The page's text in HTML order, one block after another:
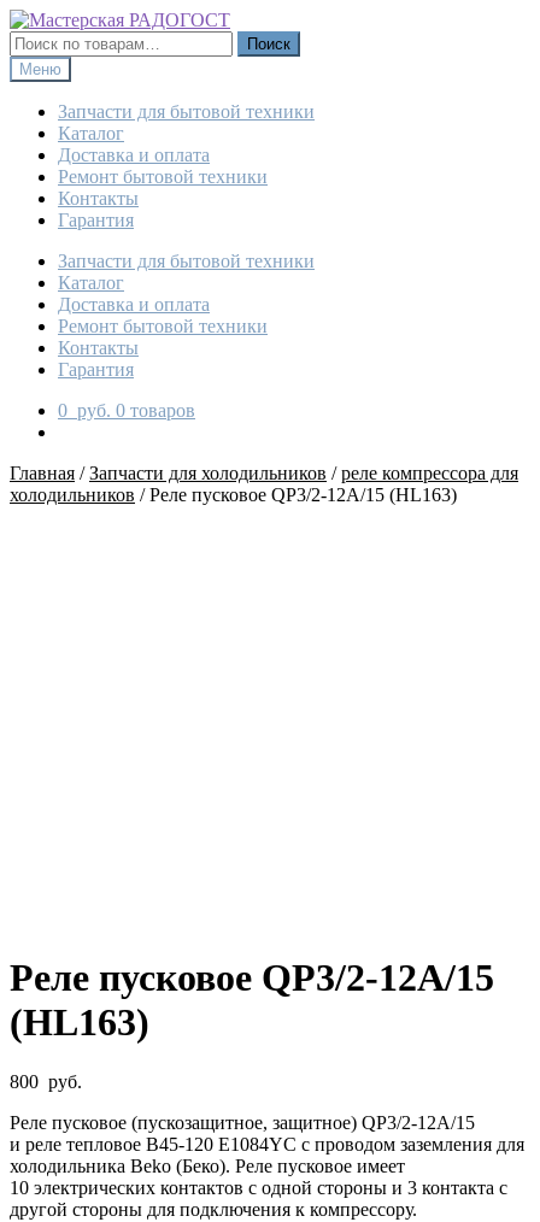
Перейти
к
навигации
Перейти
к
содержимому
Искать:
Поиск
Меню
Запчасти для бытовой техники
Каталог
Доставка и оплата
Ремонт бытовой техники
Контакты
Гарантия
Запчасти для бытовой техники
Каталог
Доставка и оплата
Ремонт бытовой техники
Контакты
Гарантия
0 руб. 0 товаров
Главная /Запчасти для холодильников /реле компрессора для
холодильников /Реле пусковое QP3/2-12A/15 (HL163)
Реле пусковое QP3/2-12A/15
(HL163)
800 руб.
Реле пусковое (пускозащитное, защитное) QP3/2-12A/15
и реле тепловое B45-120 E1084YC с проводом заземления для
холодильника Beko (Беко). Реле пусковое имеет
10 электрических контактов с одной стороны и 3 контакта с
другой стороны для подключения к компрессору.